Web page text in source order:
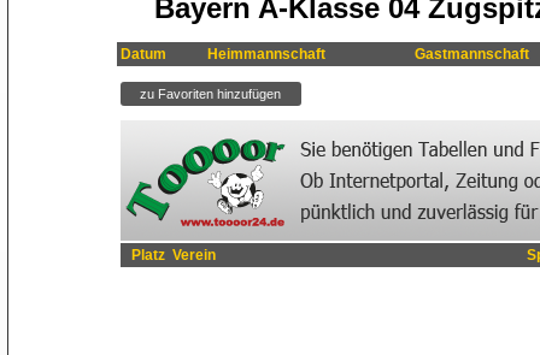
Bayern A-Klasse 04
Datum Heimmannschaft Gastmannschaft
Platz Verein